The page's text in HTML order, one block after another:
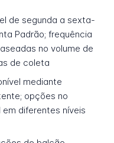
de segunda a sexta-
Padrão; frequência
no volume de
de coleta
mediante
opções no
diferentes níveis